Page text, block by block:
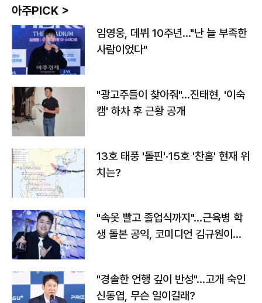
아주PICK >
임영웅, 데뷔 10주년…"난 늘 부족한
사람이었다"
"광고주들이 찾아줘"…진태현, '이숙
캠' 하차 후 근황 공개
13호 태풍 '돌핀'·15호 '찬홈' 현재 위
치는?
"속옷 빨고 졸업식까지"…근육병 학
생 돌본 공익, 코미디언 김규원이었
"경솔한 언행 깊이 반성"…고개 숙인
신동엽, 무슨 일이길래?